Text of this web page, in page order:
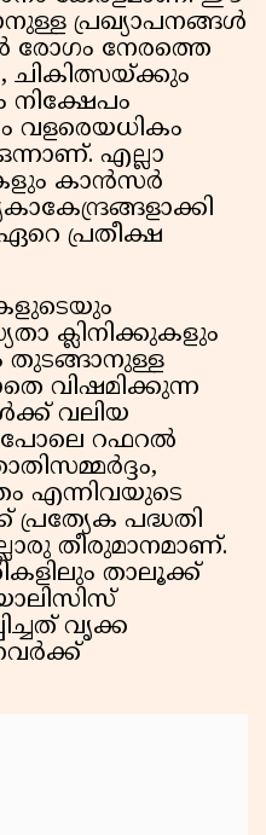
പ്രഖ്യാപനങ്ങൾ
രോഗം നേരത്തെ
ചികിത്സയ്ക്കും
വളരെയധികം
എല്ലാ
കാൻസർ
ഏറെ പ്രതീക്ഷ
ക്ലിനിക്കുകളും
വിഷമിക്കുന്ന
വലിയ
റഫറൽ
എന്നിവയുടെ
പ്രത്യേക പദ്ധതി
തീരുമാനമാണ്.
താലൂക്ക്
വൃക്ക